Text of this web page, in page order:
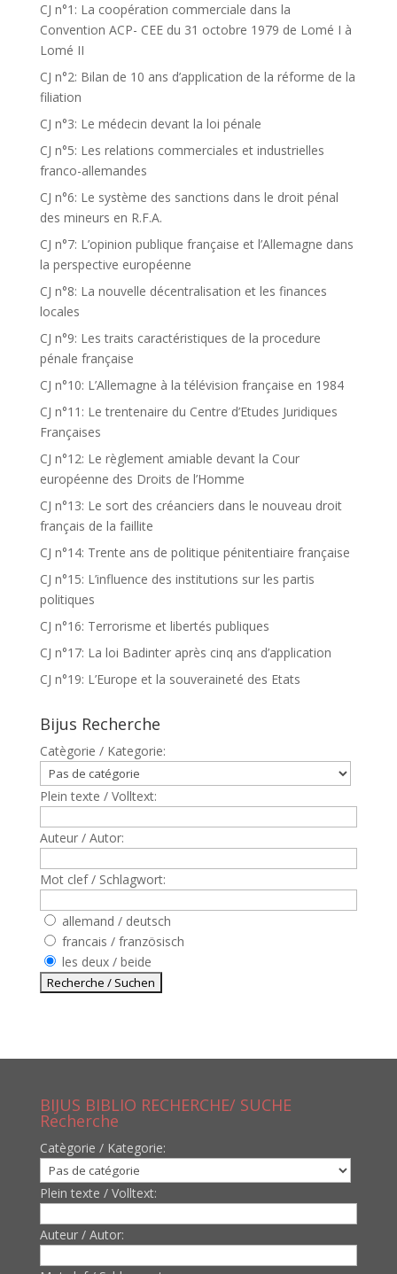
CJ n°1: La coopération commerciale dans la
Convention ACP- CEE du 31 octobre 1979 de Lomé I à
Lomé II
CJ n°2: Bilan de 10 ans d’application de la réforme de la
filiation
CJ n°3: Le médecin devant la loi pénale
CJ n°5: Les relations commerciales et industrielles
franco-allemandes
CJ n°6: Le système des sanctions dans le droit pénal
des mineurs en R.F.A.
CJ n°7: L’opinion publique française et l’Allemagne dans
la perspective européenne
CJ n°8: La nouvelle décentralisation et les finances
locales
CJ n°9: Les traits caractéristiques de la procedure
pénale française
CJ n°10: L’Allemagne à la télévision française en 1984
CJ n°11: Le trentenaire du Centre d’Etudes Juridiques
Françaises
CJ n°12: Le règlement amiable devant la Cour
européenne des Droits de l’Homme
CJ n°13: Le sort des créanciers dans le nouveau droit
français de la faillite
CJ n°14: Trente ans de politique pénitentiaire française
CJ n°15: L’influence des institutions sur les partis
politiques
CJ n°16: Terrorisme et libertés publiques
CJ n°17: La loi Badinter après cinq ans d’application
CJ n°19: L’Europe et la souveraineté des Etats
Bijus Recherche
Catègorie / Kategorie:
Plein texte / Volltext:
Auteur / Autor:
Mot clef / Schlagwort:
allemand / deutsch
francais / französisch
les deux / beide
BIJUS BIBLIO RECHERCHE/ SUCHE
Recherche
Catègorie / Kategorie:
Plein texte / Volltext:
Auteur / Autor: